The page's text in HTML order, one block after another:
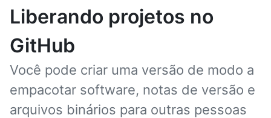
Liberando projetos no
GitHub
Você pode criar uma versão de modo a
empacotar software, notas de versão e
arquivos binários para outras pessoas